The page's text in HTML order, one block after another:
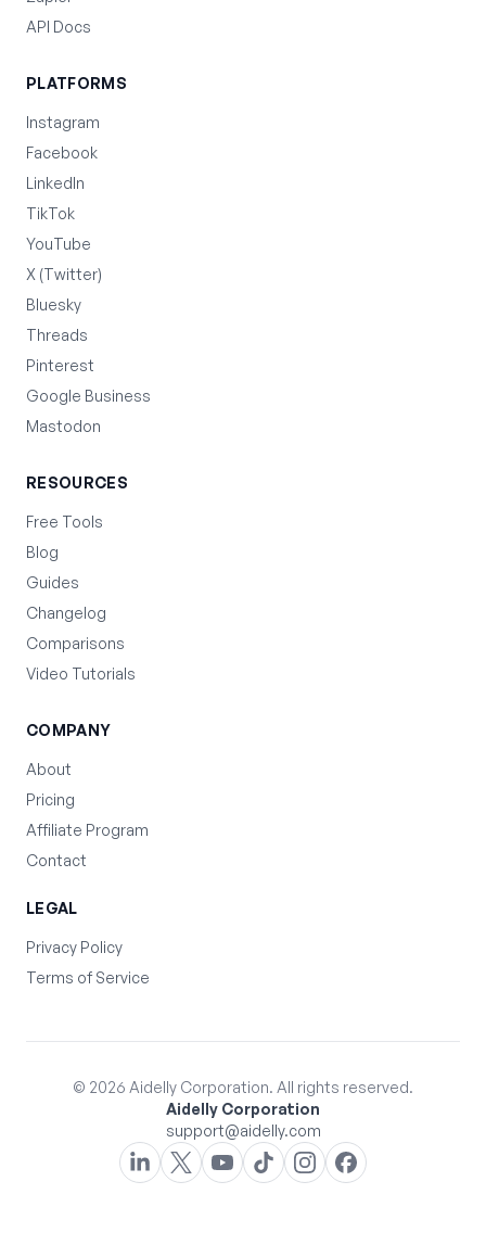
API Docs
PLATFORMS
Instagram
Facebook
LinkedIn
TikTok
YouTube
X (Twitter)
Bluesky
Threads
Pinterest
Google Business
Mastodon
RESOURCES
Free Tools
Blog
Guides
Changelog
Comparisons
Video Tutorials
COMPANY
About
Pricing
Affiliate Program
Contact
LEGAL
Privacy Policy
Terms of Service
© 2026 Aidelly Corporation. All rights reserved.
Aidelly Corporation
support@aidelly.com